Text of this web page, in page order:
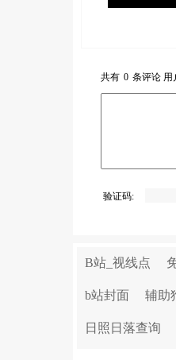
共有 0 条评论 用
验证码:
B站_视线点
b站封面 辅助
日照日落查询